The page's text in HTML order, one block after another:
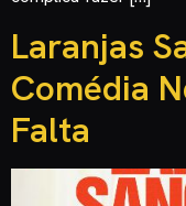
Laranjas
Comédia
Falta